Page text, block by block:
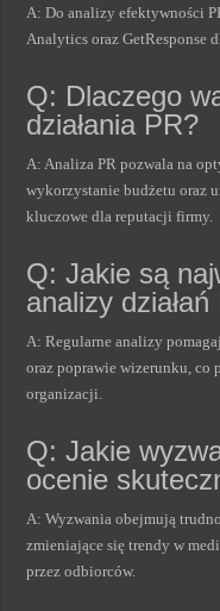
A: Do analizy efektywności
Analytics oraz GetResponse
Q: Dlaczego
działania PR?
A: Analiza PR pozwala na
wykorzystanie budżetu oraz
kluczowe dla reputacji firmy.
Q: Jakie są
analizy działań
A: Regularne analizy
oraz poprawie wizerunku, co
organizacji.
Q: Jakie
ocenie
A: Wyzwania obejmują
zmieniające się trendy w
przez odbiorców.